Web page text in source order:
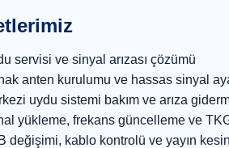
servisi ve sinyal arızası çözümü
anten kurulumu ve hassas sinyal
uydu sistemi bakım ve arıza
yükleme, frekans güncelleme ve
değişimi, kablo kontrolü ve yayın